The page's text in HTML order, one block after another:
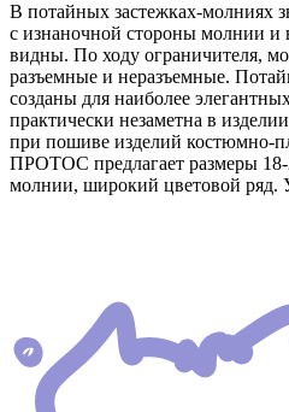
В потайных застежках-молниях
с изнаночной стороны молнии и
видны. По ходу ограничителя,
разъемные и неразъемные.
созданы для наиболее
практически незаметна в
при пошиве изделий костюмно-
ПРОТОС предлагает размеры
молнии, широкий цветовой ряд.